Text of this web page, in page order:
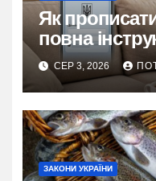
Як
повна
2026
СЕР 3, 2026
ЗАКОНИ УКРАЇНИ